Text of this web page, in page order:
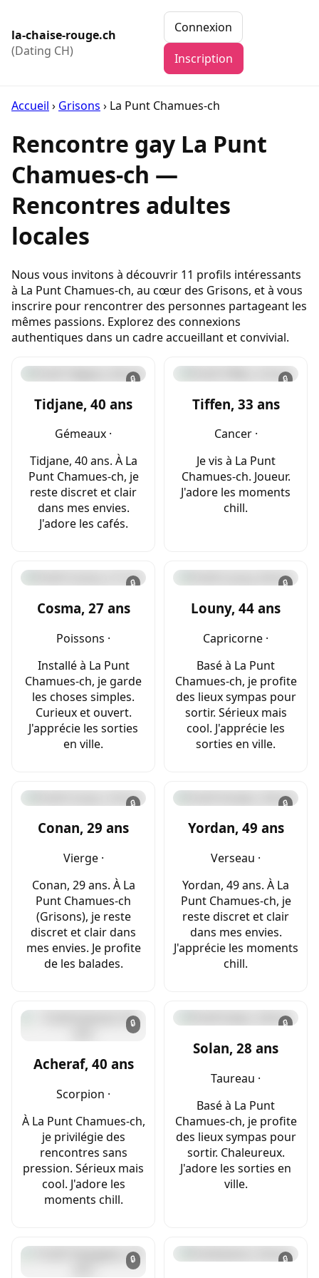
la-chaise-rouge.ch
(Dating CH)
Connexion
Inscription
Accueil › Grisons › La Punt Chamues-ch
Rencontre gay La Punt
Chamues-ch —
Rencontres adultes
locales
Nous vous invitons à découvrir 11 profils intéressants
à La Punt Chamues-ch, au cœur des Grisons, et à vous
inscrire pour rencontrer des personnes partageant les
mêmes passions. Explorez des connexions
authentiques dans un cadre accueillant et convivial.
🔒
Tidjane, 40 ans
Gémeaux ·
Tidjane, 40 ans. À La
Punt Chamues-ch, je
reste discret et clair
dans mes envies.
J'adore les cafés.
🔒
Tiffen, 33 ans
Cancer ·
Je vis à La Punt
Chamues-ch. Joueur.
J'adore les moments
chill.
🔒
Cosma, 27 ans
Poissons ·
Installé à La Punt
Chamues-ch, je garde
les choses simples.
Curieux et ouvert.
J'apprécie les sorties
en ville.
🔒
Louny, 44 ans
Capricorne ·
Basé à La Punt
Chamues-ch, je profite
des lieux sympas pour
sortir. Sérieux mais
cool. J'apprécie les
sorties en ville.
🔒
Conan, 29 ans
Vierge ·
Conan, 29 ans. À La
Punt Chamues-ch
(Grisons), je reste
discret et clair dans
mes envies. Je profite
de les balades.
🔒
Yordan, 49 ans
Verseau ·
Yordan, 49 ans. À La
Punt Chamues-ch, je
reste discret et clair
dans mes envies.
J'apprécie les moments
chill.
🔒
Acheraf, 40 ans
Scorpion ·
À La Punt Chamues-ch,
je privilégie des
rencontres sans
pression. Sérieux mais
cool. J'adore les
moments chill.
🔒
Solan, 28 ans
Taureau ·
Basé à La Punt
Chamues-ch, je profite
des lieux sympas pour
sortir. Chaleureux.
J'adore les sorties en
ville.
🔒 🔒